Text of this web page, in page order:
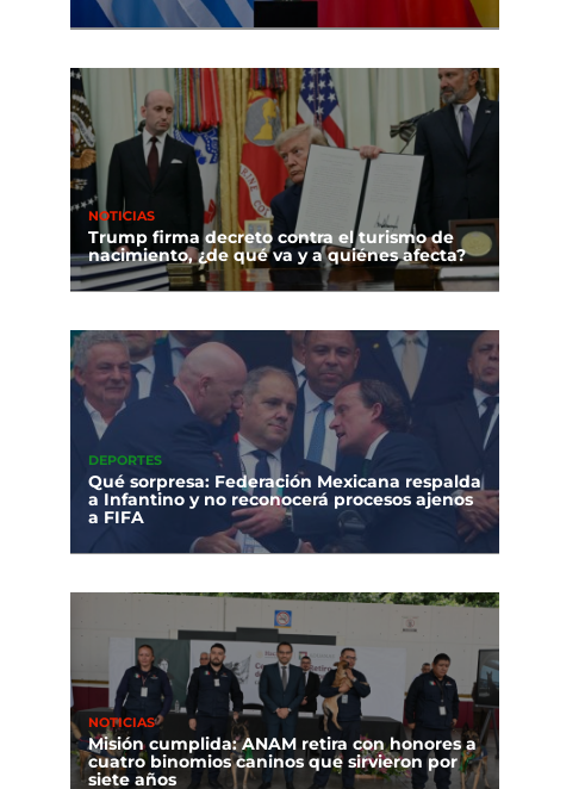
NOTICIAS
Trump firma decreto contra el turismo de
nacimiento, ¿de qué va y a quiénes afecta?
DEPORTES
Qué sorpresa: Federación Mexicana respalda
a Infantino y no reconocerá procesos ajenos
a FIFA
NOTICIAS
Misión cumplida: ANAM retira con honores a
cuatro binomios caninos que sirvieron por
siete años